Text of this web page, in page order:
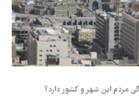
مردم این شهر و کشور دارد؟